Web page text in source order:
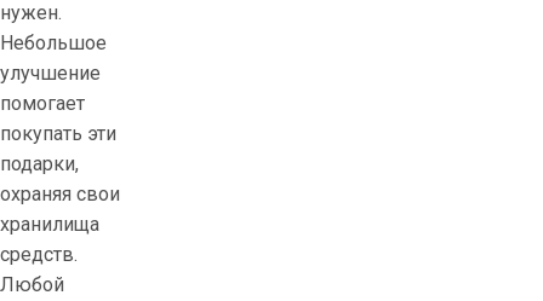
нужен.
Небольшое
улучшение
помогает
покупать эти
подарки,
охраняя свои
хранилища
средств.
Любой